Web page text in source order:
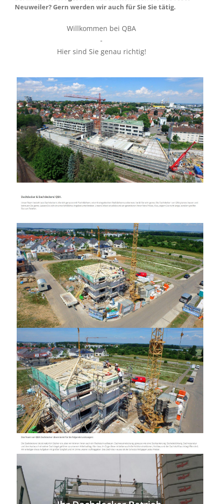
Neuweiler? Gern werden wir auch für Sie Sie tätig.
Willkommen bei QBA
-
Hier sind Sie genau richtig!